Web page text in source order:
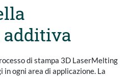
additiva
di stampa 3D LaserMelting
ogni area di applicazione. La